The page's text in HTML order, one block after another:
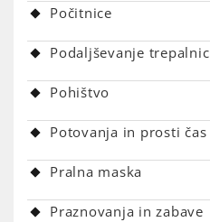
Počitnice
Podaljševanje trepalnic
Pohištvo
Potovanja in prosti čas
Pralna maska
Praznovanja in zabave